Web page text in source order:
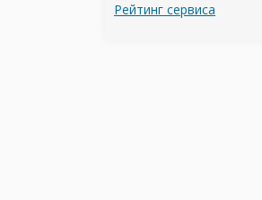
Рейтинг сервиса